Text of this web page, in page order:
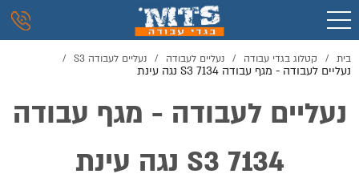
בית / קטלוג בגדי עבודה / נעליים לעבודה / נעליים לעבודה S3 /
נעליים לעבודה - מגף עבודה 7134 S3 נגה עינת
נעליים לעבודה - מגף עבודה
7134 S3 נגה עינת